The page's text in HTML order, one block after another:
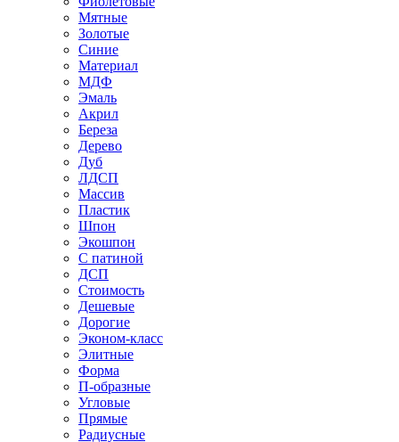
Мятные
Золотые
Синие
Материал
МДФ
Эмаль
Акрил
Береза
Дерево
Дуб
ЛДСП
Массив
Пластик
Шпон
Экошпон
С патиной
ДСП
Стоимость
Дешевые
Дорогие
Эконом-класс
Элитные
Форма
П-образные
Угловые
Прямые
Радиусные